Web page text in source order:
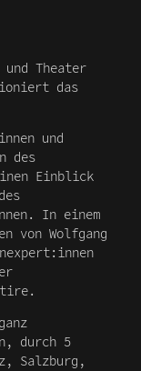
Theater
das
und
des
Einblick
In einem
von Wolfgang
durch 5
Salzburg,